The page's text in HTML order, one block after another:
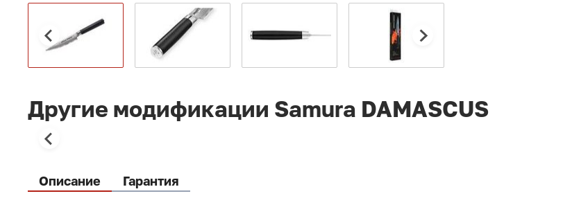
Другие модификации Samura DAMASCUS
Описание Гарантия